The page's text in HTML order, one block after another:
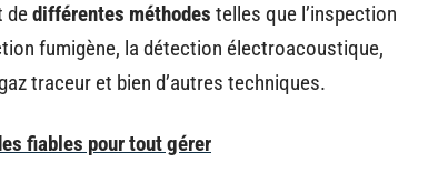
dedifférentes méthodes telles que l’inspection
fumigène, la détection électroacoustique,
traceur et bien d’autres techniques.
fiables pour tout gérer